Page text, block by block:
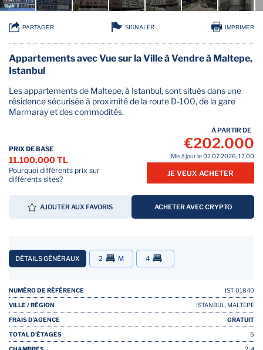
PARTAGER SIGNALER IMPRIMER
Appartements avec Vue sur la Ville à Vendre à Maltepe,
Istanbul
Les appartements de Maltepe, à Istanbul, sont situés dans une
résidence sécurisée à proximité de la route D-100, de la gare
Marmaray et des commodités.
PRIX DE BASE
11.100.000 TL
Pourquoi différents prix sur
différents sites?
À PARTIR DE
€202.000
Mis à jour le 02.07.2026, 17.00
JE VEUX ACHETER
AJOUTER AUX FAVORIS ACHETER AVEC CRYPTO
DÉTAILS GÉNÉRAUX 2 M 4
NUMÉRO DE RÉFÉRENCE IST-01840
VILLE / RÉGION ISTANBUL, MALTEPE
FRAIS D'AGENCE GRATUIT
TOTAL D'ÉTAGES 5